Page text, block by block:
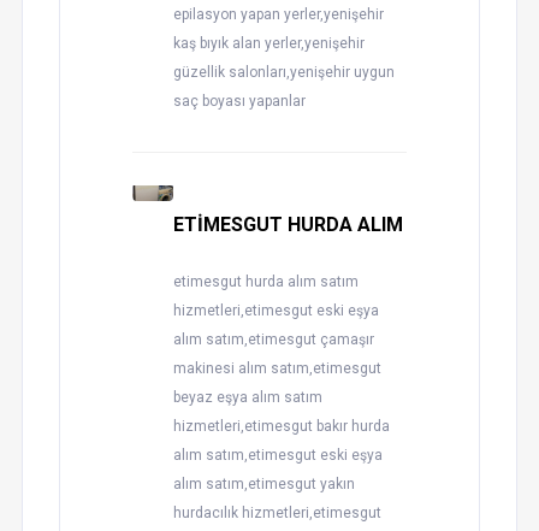
epilasyon yapan yerler,yenişehir
kaş bıyık alan yerler,yenişehir
güzellik salonları,yenişehir uygun
saç boyası yapanlar
ETİMESGUT HURDA ALIM
etimesgut hurda alım satım
hizmetleri,etimesgut eski eşya
alım satım,etimesgut çamaşır
makinesi alım satım,etimesgut
beyaz eşya alım satım
hizmetleri,etimesgut bakır hurda
alım satım,etimesgut eski eşya
alım satım,etimesgut yakın
hurdacılık hizmetleri,etimesgut